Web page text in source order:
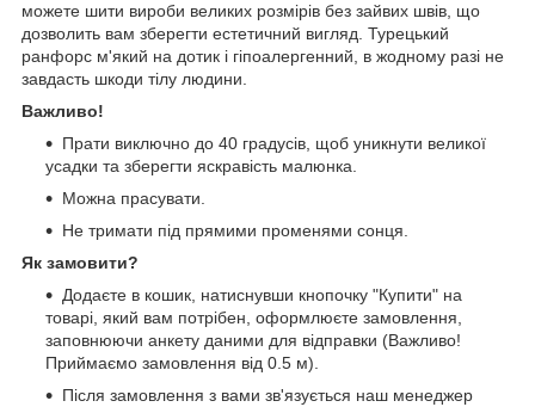
можете шити вироби великих розмірів без зайвих швів, що
дозволить вам зберегти естетичний вигляд. Турецький
ранфорс м'який на дотик і гіпоалергенний, в жодному разі не
завдасть шкоди тілу людини.
Важливо!
Прати виключно до 40 градусів, щоб уникнути великої
усадки та зберегти яскравість малюнка.
Можна прасувати.
Не тримати під прямими променями сонця.
Як замовити?
Додаєте в кошик, натиснувши кнопочку "Купити" на
товарі, який вам потрібен, оформлюєте замовлення,
заповнюючи анкету даними для відправки (Важливо!
Приймаємо замовлення від 0.5 м).
Після замовлення з вами зв'язується наш менеджер